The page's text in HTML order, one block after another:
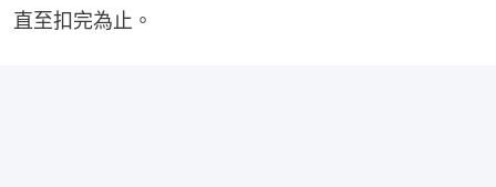
直至扣完為止。